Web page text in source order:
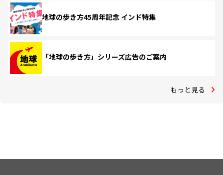
地球の歩き方45周年記念 インド特集
「地球の歩き方」シリーズ広告のご案内
もっと見る